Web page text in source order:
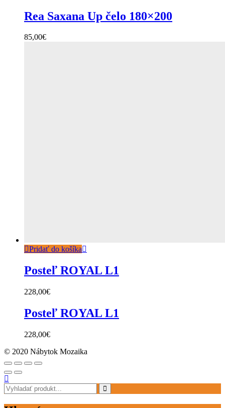
Rea Saxana Up čelo 180×200
85,00€
Pridať do košíka
Posteľ ROYAL L1
228,00€
Posteľ ROYAL L1
228,00€
© 2020 Nábytok Mozaika